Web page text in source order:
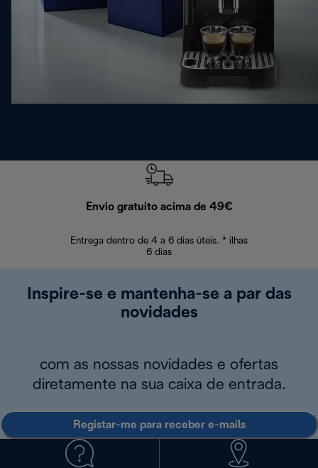
Envio gratuito acima de 49€
Entrega dentro de 4 a 6 dias úteis. * ilhas
6 dias
Inspire-se e mantenha-se a par das
novidades
com as nossas novidades e ofertas
diretamente na sua caixa de entrada.
Registar-me para receber e-mails